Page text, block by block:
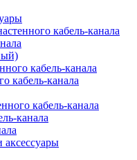
кабель-канала
кабель-канала
кабель-канала
кабель-канала
канала